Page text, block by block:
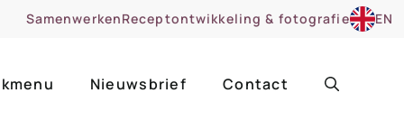
SamenwerkenReceptontwikkeling & fotografie EN
Nieuwsbrief Contact